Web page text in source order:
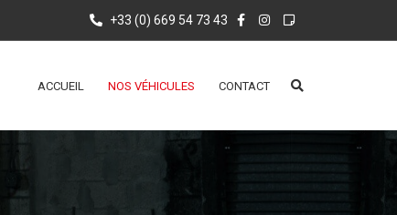
+33 (0) 669 54 73 43
ACCUEIL NOS VÉHICULES CONTACT